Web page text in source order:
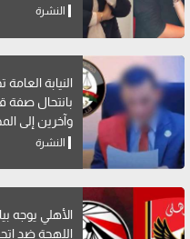
صالحالنشرة
النيابة
بانتحال
وآخرين إلى
النشرة
الأهلي يوجه
اللهجة ضد